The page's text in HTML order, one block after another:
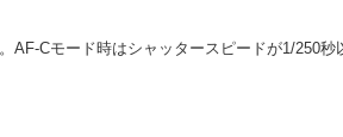
Cモード時はシャッタースピードが1/250秒